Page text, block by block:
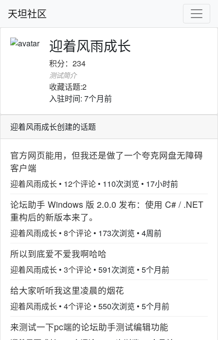
天坦社区
迎着风雨成长
积分：234
测试简介
收藏话题:2
入驻时间: 7个月前
迎着风雨成长创建的话题
官方网页能用，但我还是做了一个夸克网盘无障碍
客户端
迎着风雨成长 • 12个评论 • 110次浏览 • 17小时前
论坛助手 Windows 版 2.0.0 发布：使用 C# / .NET
重构后的新版本来了。
迎着风雨成长 • 8个评论 • 173次浏览 • 4周前
所以到底爱不爱我啊哈哈
迎着风雨成长 • 3个评论 • 591次浏览 • 5个月前
给大家听听我这里凌晨的烟花
迎着风雨成长 • 4个评论 • 550次浏览 • 5个月前
来测试一下pc端的论坛助手测试编辑功能